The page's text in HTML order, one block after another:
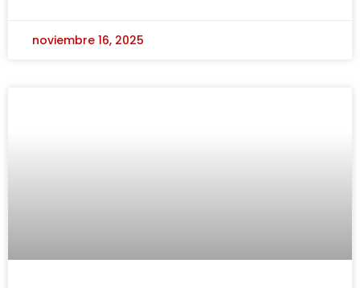
noviembre 16, 2025